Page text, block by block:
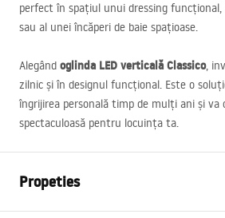
perfect în spațiul unui dressing
sau al unei încăperi de baie spațioase.
Alegând oglinda LED verticală Classico,
zilnic și în designul funcțional. Este o
îngrijirea personală timp de mulți ani și
spectaculoasă pentru locuința ta.
Propeties